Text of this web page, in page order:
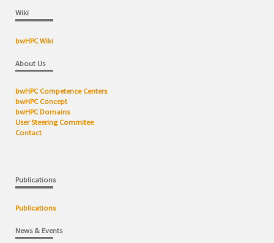
Wiki
bwHPC Wiki
About Us
bwHPC Competence Centers
bwHPC Concept
bwHPC Domains
User Steering Commitee
Contact
Publications
Publications
News & Events